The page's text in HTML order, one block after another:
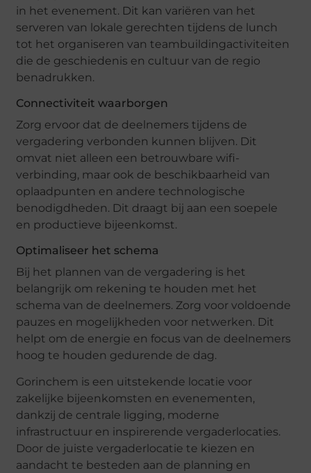
in het evenement. Dit kan variëren van het
serveren van lokale gerechten tijdens de lunch
tot het organiseren van teambuildingactiviteiten
die de geschiedenis en cultuur van de regio
benadrukken.
Connectiviteit waarborgen
Zorg ervoor dat de deelnemers tijdens de
vergadering verbonden kunnen blijven. Dit
omvat niet alleen een betrouwbare wifi-
verbinding, maar ook de beschikbaarheid van
oplaadpunten en andere technologische
benodigdheden. Dit draagt bij aan een soepele
en productieve bijeenkomst.
Optimaliseer het schema
Bij het plannen van de vergadering is het
belangrijk om rekening te houden met het
schema van de deelnemers. Zorg voor voldoende
pauzes en mogelijkheden voor netwerken. Dit
helpt om de energie en focus van de deelnemers
hoog te houden gedurende de dag.
Gorinchem is een uitstekende locatie voor
zakelijke bijeenkomsten en evenementen,
dankzij de centrale ligging, moderne
infrastructuur en inspirerende vergaderlocaties.
Door de juiste vergaderlocatie te kiezen en
aandacht te besteden aan de planning en